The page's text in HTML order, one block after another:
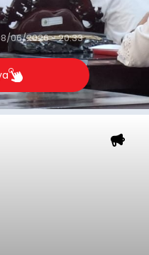
06/2026 - 20:33